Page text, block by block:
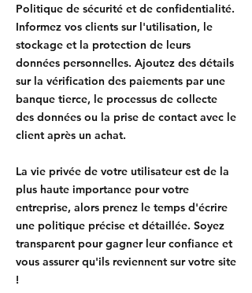
Politique de sécurité et de confidentialité.
Informez vos clients sur l'utilisation, le
stockage et la protection de leurs
données personnelles. Ajoutez des détails
sur la vérification des paiements par une
banque tierce, le processus de collecte
des données ou la prise de contact avec le
client après un achat.
La vie privée de votre utilisateur est de la
plus haute importance pour votre
entreprise, alors prenez le temps d'écrire
une politique précise et détaillée. Soyez
transparent pour gagner leur confiance et
vous assurer qu'ils reviennent sur votre site
!